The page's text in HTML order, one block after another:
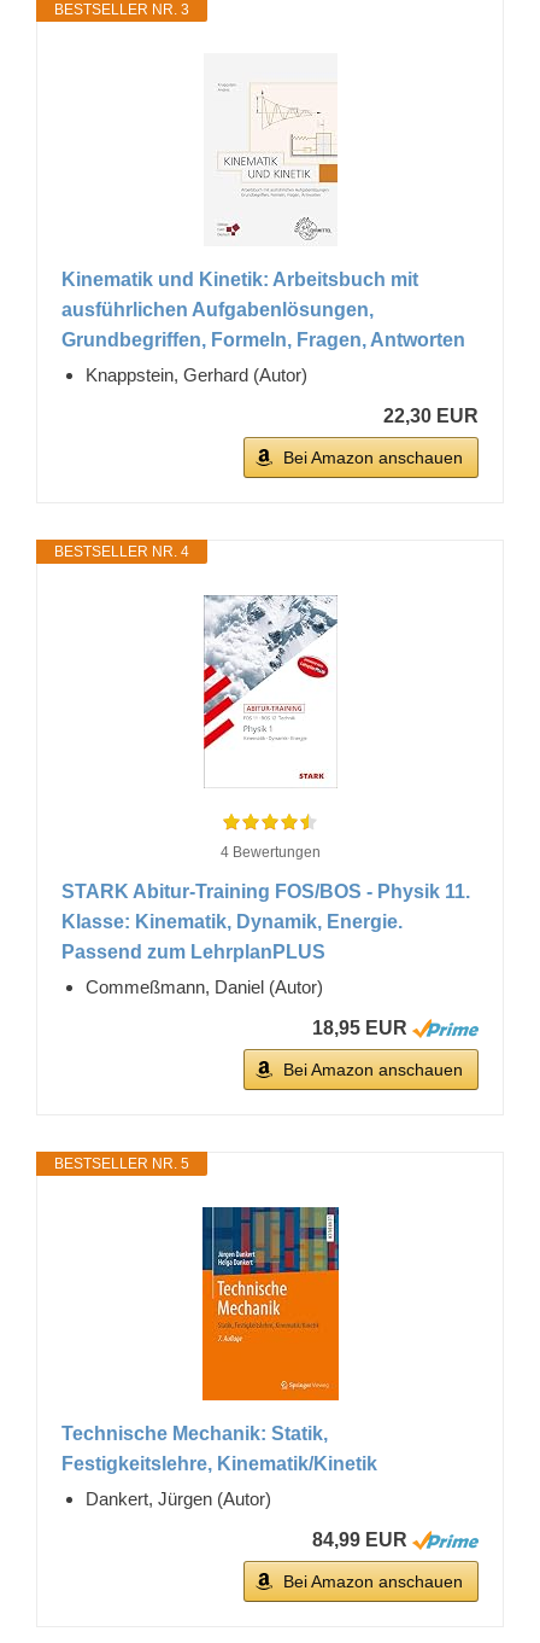
BESTSELLER NR. 3
Kinematik und Kinetik: Arbeitsbuch mit
ausführlichen Aufgabenlösungen,
Grundbegriffen, Formeln, Fragen, Antworten
Knappstein, Gerhard (Autor)
22,30 EUR
Bei Amazon anschauen
BESTSELLER NR. 4
4 Bewertungen
STARK Abitur-Training FOS/BOS - Physik 11.
Klasse: Kinematik, Dynamik, Energie.
Passend zum LehrplanPLUS
Commeßmann, Daniel (Autor)
18,95 EUR
Bei Amazon anschauen
BESTSELLER NR. 5
Technische Mechanik: Statik,
Festigkeitslehre, Kinematik/Kinetik
Dankert, Jürgen (Autor)
84,99 EUR
Bei Amazon anschauen